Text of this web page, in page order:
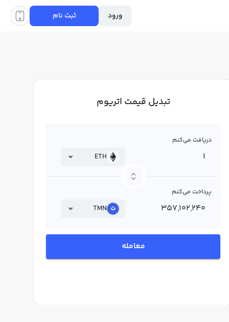
ورود ثبت نام
تبدیل قیمت اتریوم
دریافت می‌کنم
ETH
پرداخت می‌کنم
TMN
معامله